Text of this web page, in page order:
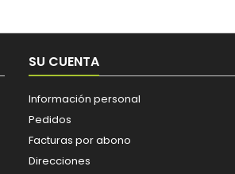
SU CUENTA
Información personal
Pedidos
Facturas por abono
Direcciones